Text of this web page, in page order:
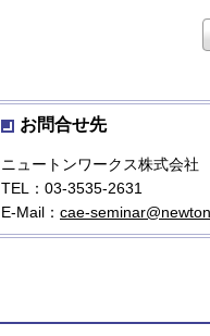
お問合せ先
ニュートンワークス株式会
TEL：03-3535-2631
E-Mail： cae-